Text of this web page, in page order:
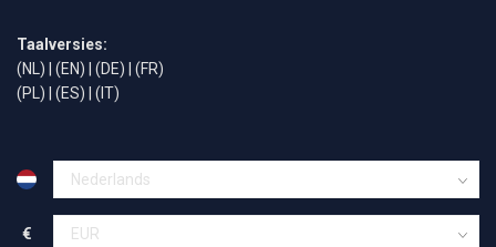
Taalversies:
(NL)
(EN) (DE)
(FR)
(PL)
(ES) (IT)
€